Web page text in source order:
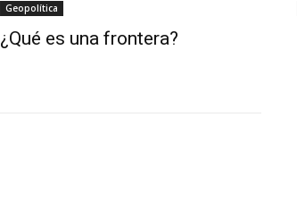
Geopolítica
¿Qué es una frontera?